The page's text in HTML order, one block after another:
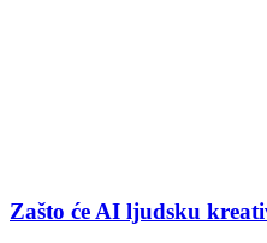
Zašto će AI ljudsku